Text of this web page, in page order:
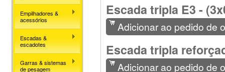
Empilhadores &
acessórios
Escadas &
escadotes
Garras & sistemas
de pesagem
Escada tripla E3 -
Adicionar ao pedido de
Escada tripla
Adicionar ao pedido de